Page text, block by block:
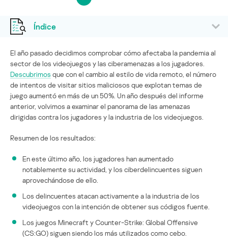
Índice
El año pasado decidimos comprobar cómo afectaba la pandemia al
sector de los videojuegos y las ciberamenazas a los jugadores.
Descubrimos que con el cambio al estilo de vida remoto, el número
de intentos de visitar sitios maliciosos que explotan temas de
juego aumentó en más de un 50%. Un año después del informe
anterior, volvimos a examinar el panorama de las amenazas
dirigidas contra los jugadores y la industria de los videojuegos.
Resumen de los resultados:
En este último año, los jugadores han aumentado
notablemente su actividad, y los ciberdelincuentes siguen
aprovechándose de ello.
Los delincuentes atacan activamente a la industria de los
videojuegos con la intención de obtener sus códigos fuente.
Los juegos Minecraft y Counter-Strike: Global Offensive
(CS:GO) siguen siendo los más utilizados como cebo.